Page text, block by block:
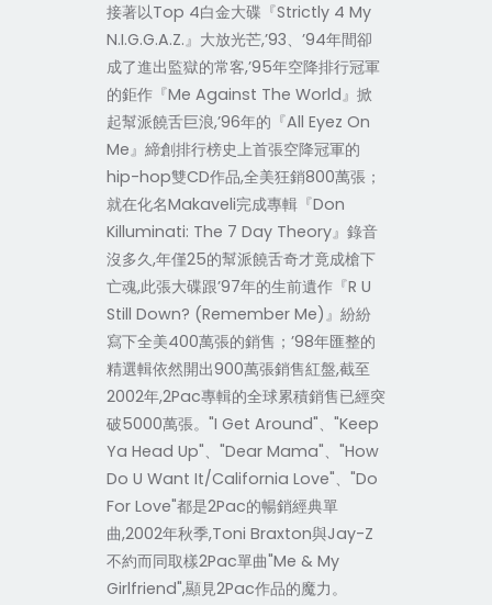
接著以Top 4白金大碟『Strictly 4 My
N.I.G.G.A.Z.』大放光芒,’93、’94年間卻
成了進出監獄的常客,’95年空降排行冠軍
的鉅作『Me Against The World』掀
起幫派饒舌巨浪,’96年的『All Eyez On
Me』締創排行榜史上首張空降冠軍的
hip-hop雙CD作品,全美狂銷800萬張；
就在化名Makaveli完成專輯『Don
Killuminati: The 7 Day Theory』錄音
沒多久,年僅25的幫派饒舌奇才竟成槍下
亡魂,此張大碟跟’97年的生前遺作『R U
Still Down? (Remember Me)』紛紛
寫下全美400萬張的銷售；’98年匯整的
精選輯依然開出900萬張銷售紅盤,截至
2002年,2Pac專輯的全球累積銷售已經突
破5000萬張。"I Get Around"、"Keep
Ya Head Up"、"Dear Mama"、"How
Do U Want It/California Love"、"Do
For Love"都是2Pac的暢銷經典單
曲,2002年秋季,Toni Braxton與Jay-Z
不約而同取樣2Pac單曲"Me & My
Girlfriend",顯見2Pac作品的魔力。